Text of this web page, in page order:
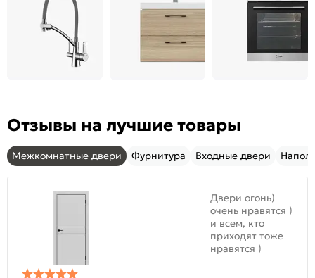
Отзывы на лучшие товары
Межкомнатные двери Фурнитура Входные двери
Двери огонь)
очень нравятся )
и всем, кто
приходят тоже
нравятся )